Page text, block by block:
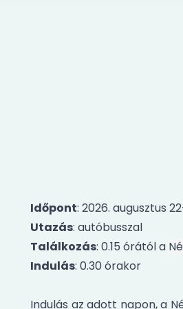
Időpont: 2026. augusztus
Utazás: autóbusszal
Találkozás: 0.15 órától a
Indulás: 0.30 órakor
Indulás az adott napon, a